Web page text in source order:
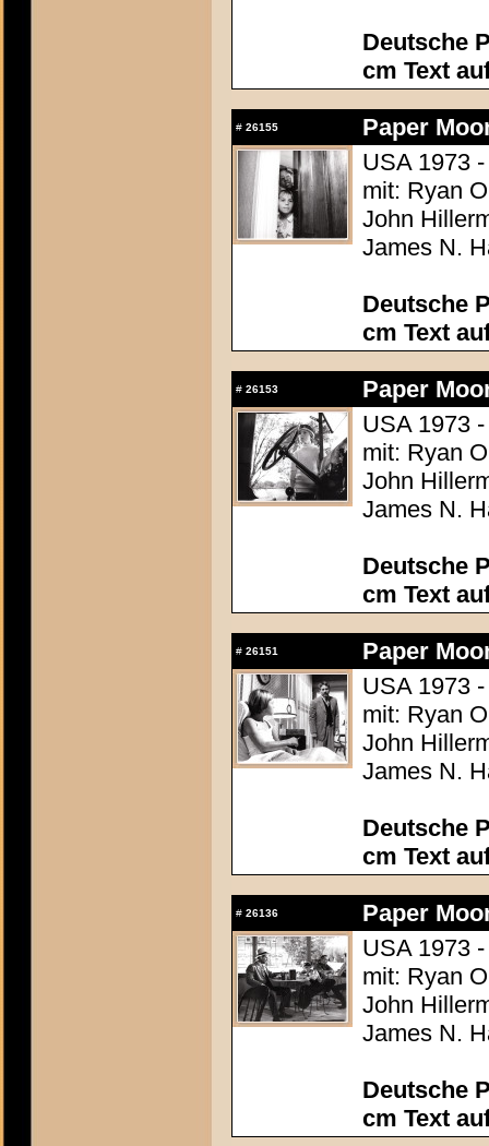
Deutsche
cm Text
# 26155
Paper
USA 1973
mit: Ryan
John
James N.
Deutsche
cm Text
# 26153
Paper
USA 1973
mit: Ryan
John
James N.
Deutsche
cm Text
# 26151
Paper
USA 1973
mit: Ryan
John
James N.
Deutsche
cm Text
# 26136
Paper
USA 1973
mit: Ryan
John
James N.
Deutsche
cm Text